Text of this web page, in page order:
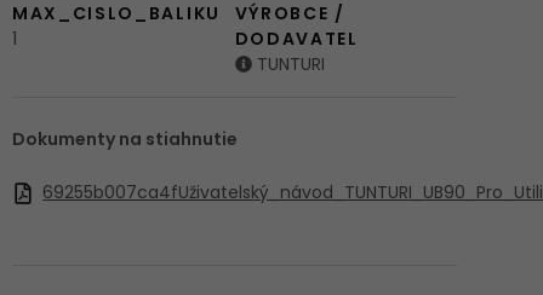
MAX_CISLO_BALIKU
1
VÝROBCE /
DODAVATEL
TUNTURI
Dokumenty na stiahnutie